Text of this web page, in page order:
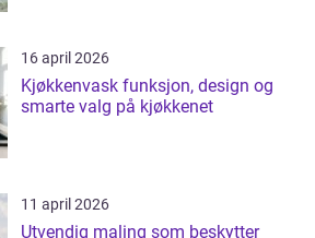
16 april 2026
Kjøkkenvask funksjon, design og
smarte valg på kjøkkenet
11 april 2026
Utvendig maling som beskytter